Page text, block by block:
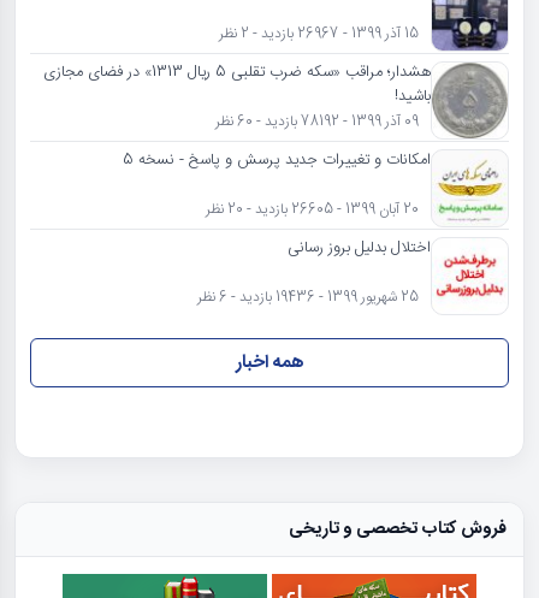
15 آذر 1399 - 26967 بازدید - 2 نظر
هشدار؛ مراقب «سکه ضرب تقلبی 5 ریال 1313» در فضای مجازی
باشید!
09 آذر 1399 - 78192 بازدید - 60 نظر
امکانات و تغییرات جدید پرسش و پاسخ - نسخه 5
20 آبان 1399 - 26605 بازدید - 20 نظر
اختلال بدلیل بروز رسانی
25 شهریور 1399 - 19436 بازدید - 6 نظر
همه اخبار
فروش کتاب تخصصی و تاریخی